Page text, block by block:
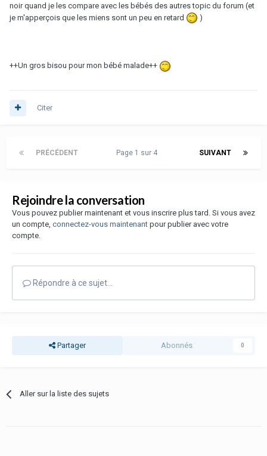
noir quand je les compare avec les bébés des autres topic du forum (et
je m'apperçois que les miens sont un peu en retard
)
++Un gros bisou pour mon bébé malade++
Citer
PRÉCÉDENT SUIVANT
Page 1 sur 4
Rejoindre la conversation
Vous pouvez publier maintenant et vous inscrire plus tard. Si vous avez
un compte, connectez-vous maintenant pour publier avec votre
compte.
Répondre à ce sujet…
Partager Abonnés 0
Aller sur la liste des sujets